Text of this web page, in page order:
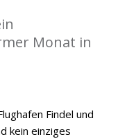
Monat in
Findel und
kein einziges